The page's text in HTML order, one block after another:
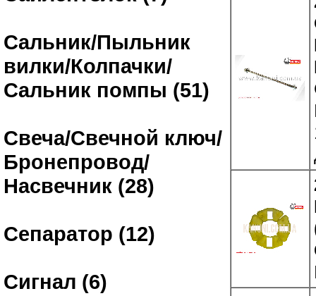
Сальник/Пыльник
вилки/Колпачки/
Сальник помпы (51)
Свеча/Свечной ключ/
Бронепровод/
Насвечник (28)
Сепаратор (12)
Сигнал (6)